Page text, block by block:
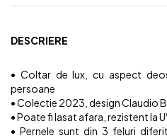
DESCRIERE
• Coltar de lux, cu aspect
persoane
• Colectie 2023, design Claudio
• Poate fi lasat afara, rezistent la
• Pernele sunt din 3 feluri